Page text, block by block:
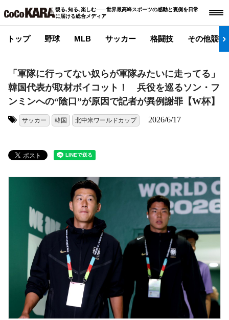
観る､知る､楽しむ――世界最高峰スポーツの感動と裏側を日常
に届ける総合メディア
トップ 野球 MLB サッカー 格闘技 その他競技
「軍隊に行ってない奴らが軍隊みたいに走ってる」
韓国代表が取材ボイコット！ 兵役を巡るソン・フ
ンミンへの“陰口”が原因で記者が異例謝罪【W杯】
サッカー 韓国 北中米ワールドカップ 2026/6/17